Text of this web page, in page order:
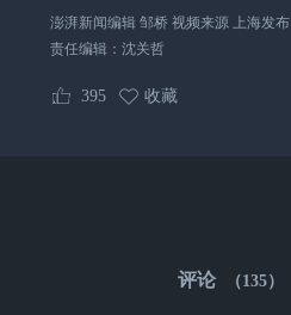
澎湃新闻编辑 邹桥 视频来源 上海发布
责任编辑： 沈关哲
395 收藏
评论 （135）